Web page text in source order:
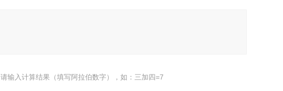
请输入计算结果（填写阿拉伯数字），如：三加四=7